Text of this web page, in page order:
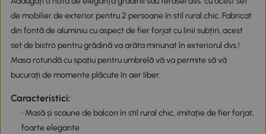
de mobilier de exterior pentru 2 persoane în stil rural chic. Fabricat
din fontă de aluminiu cu aspect de fier forjat cu linii subțiri, acest
set de bistro pentru grădină va arăta minunat în exteriorul dvs.!
Masa rotundă cu spațiu pentru umbrelă vă va permite să vă
bucurați de momente plăcute în aer liber.
Caracteristici:
• Masă și scaune de balcon în stil rural chic, imitație de fier forjat,
foarte elegante